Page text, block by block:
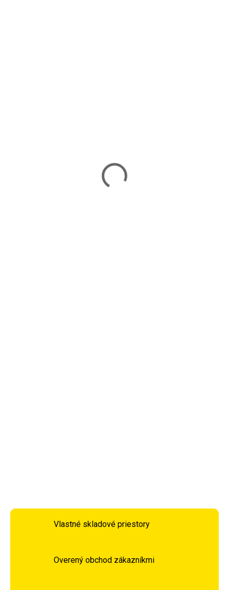
Vlastné skladové priestory
Overený obchod zákazníkmi